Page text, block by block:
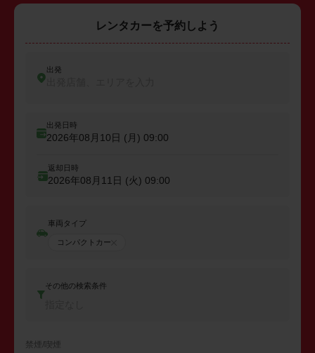
レンタカーを予約しよう
出発
出発日時
2026年08月10日 (月) 09:00
返却日時
2026年08月11日 (火) 09:00
車両タイプ
コンパクトカー
その他の検索条件
禁煙/喫煙